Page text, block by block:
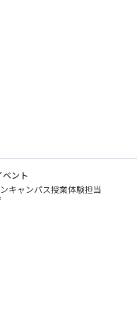
ベント
キャンパス授業体験担当